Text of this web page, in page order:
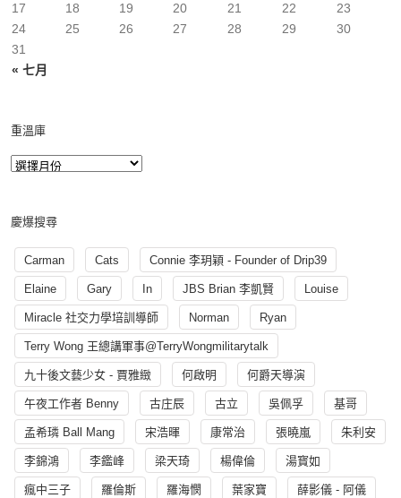
« 七月
17
18 19 20 21 22
23
24
25 26 27 28 29
30
31
重溫庫
慶爆搜尋
Carman Cats Connie 李玥穎 - Founder of Drip39
Elaine Gary In JBS Brian 李凱賢 Louise
Miracle 社交力學培訓導師 Norman Ryan
Terry Wong 王總講軍事@TerryWongmilitarytalk
九十後文藝少女 - 賈雅緻 何啟明 何爵天導演
午夜工作者 Benny 古庄辰 古立 吳佩孚 基哥
孟希璘 Ball Mang 宋浩暉 康常治 張曉嵐 朱利安
李錦鴻 李鑑峰 梁天琦 楊偉倫 湯寳如
瘋中三子 羅倫斯 羅海憫 葉家寶 薛影儀 - 阿儀